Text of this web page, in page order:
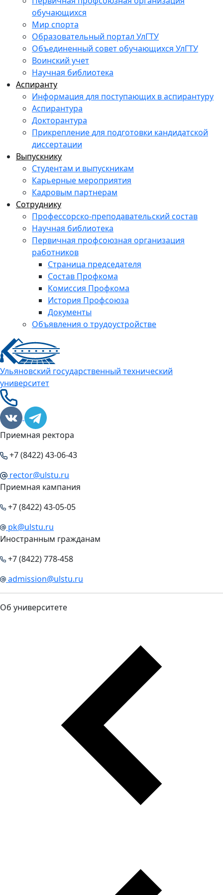
обучающихся
Мир спорта
Образовательный портал УлГТУ
Объединенный совет обучающихся УлГТУ
Воинский учет
Научная библиотека
Аспиранту
Информация для поступающих в аспирантуру
Аспирантура
Докторантура
Прикрепление для подготовки кандидатской
диссертации
Выпускнику
Студентам и выпускникам
Карьерные мероприятия
Кадровым партнерам
Сотруднику
Профессорско-преподавательский состав
Научная библиотека
Первичная профсоюзная организация
работников
Страница председателя
Состав Профкома
Комиссия Профкома
История Профсоюза
Документы
Объявления о трудоустройстве
Ульяновский государственный технический
университет
Приемная ректора
+7 (8422) 43-06-43
rector@ulstu.ru
Приемная кампания
+7 (8422) 43-05-05
pk@ulstu.ru
Иностранным гражданам
+7 (8422) 778-458
admission@ulstu.ru
Об университете